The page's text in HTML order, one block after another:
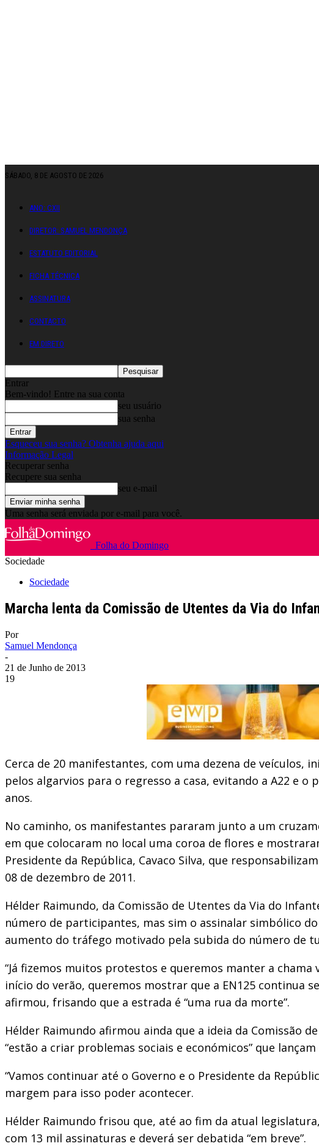
SÁBADO, 8 DE AGOSTO DE 2026
ANO: CXII
DIRETOR: SAMUEL MENDONÇA
ESTATUTO EDITORIAL
FICHA TÉCNICA
ASSINATURA
CONTACTO
EM DIRETO
Entrar
Bem-vindo! Entre na sua conta
seu usuário
sua senha
Esqueceu sua senha? Obtenha ajuda aqui
Informação Legal
Recuperar senha
Recupere sua senha
seu e-mail
Uma senha será enviada por e-mail para você.
Folha do Domingo
Sociedade
Sociedade
Marcha lenta da Comissão de Utentes da Via do
Por
Samuel Mendonça
-
21 de Junho de 2013
19
Cerca de 20 manifestantes, com uma dezena de veículos,
pelos algarvios para o regresso a casa, evitando a A22 e
anos.
No caminho, os manifestantes pararam junto a um
em que colocaram no local uma coroa de flores e
Presidente da República, Cavaco Silva, que
08 de dezembro de 2011.
Hélder Raimundo, da Comissão de Utentes da Via do
número de participantes, mas sim o assinalar simbólico
aumento do tráfego motivado pela subida do número de
“Já fizemos muitos protestos e queremos manter a
início do verão, queremos mostrar que a EN125 continua
afirmou, frisando que a estrada é “uma rua da morte”.
Hélder Raimundo afirmou ainda que a ideia da Comissão
“estão a criar problemas sociais e económicos” que
“Vamos continuar até o Governo e o Presidente da
margem para isso poder acontecer.
Hélder Raimundo frisou que, até ao fim da atual
com 13 mil assinaturas e deverá ser debatida “em breve”.